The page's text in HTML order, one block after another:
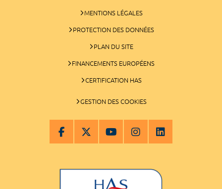
MENTIONS LÉGALES
PROTECTION DES DONNÉES
PLAN DU SITE
FINANCEMENTS EUROPÉENS
CERTIFICATION HAS
GESTION DES COOKIES